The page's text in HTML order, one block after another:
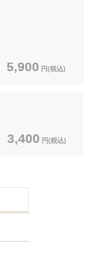
5,900 円(税込)
3,400 円(税込)